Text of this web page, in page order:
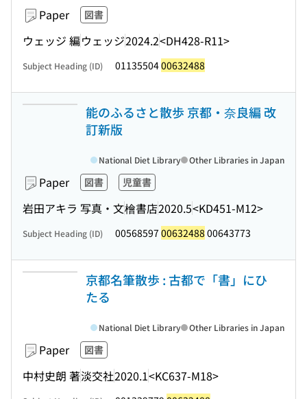
Paper 図書
ウェッジ 編ウェッジ2024.2<DH428-R11>
Subject Heading (ID) 0113550400632488
能のふるさと散歩 京都・奈良編 改
訂新版
Paper 図書 児童書
岩田アキラ 写真・文檜書店2020.5<KD451-M12>
National Diet Library Other Libraries in Japan
Subject Heading (ID) 00568597 00632488 00643773
京都名筆散歩 : 古都で「書」にひ
たる
Paper 図書
中村史朗 著淡交社2020.1<KC637-M18>
National Diet Library Other Libraries in Japan